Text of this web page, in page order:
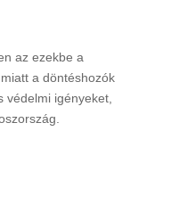
az ezekbe a
a döntéshozók
védelmi igényeket,